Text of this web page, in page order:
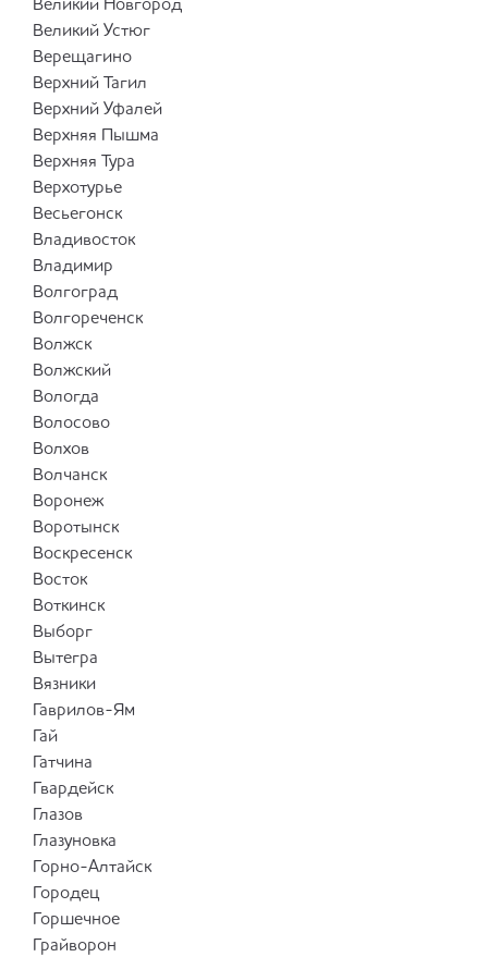
Великий Новгород
Великий Устюг
Верещагино
Верхний Тагил
Верхний Уфалей
Верхняя Пышма
Верхняя Тура
Верхотурье
Весьегонск
Владивосток
Владимир
Волгоград
Волгореченск
Волжск
Волжский
Вологда
Волосово
Волхов
Волчанск
Воронеж
Воротынск
Воскресенск
Восток
Воткинск
Выборг
Вытегра
Вязники
Гаврилов-Ям
Гай
Гатчина
Гвардейск
Глазов
Глазуновка
Горно-Алтайск
Городец
Горшечное
Грайворон